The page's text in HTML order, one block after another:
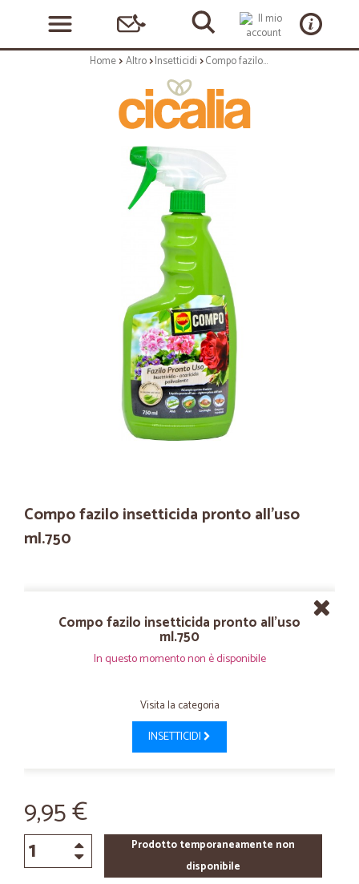
Home Altro Insetticidi Compo fazilo insetticida pronto all'uso ml.750
Compo fazilo insetticida pronto all'uso
ml.750
Compo fazilo insetticida pronto all'uso
ml.750
In questo momento non è disponibile
Visita la categoria
INSETTICIDI
9,95 €
Prodotto temporaneamente non
disponibile